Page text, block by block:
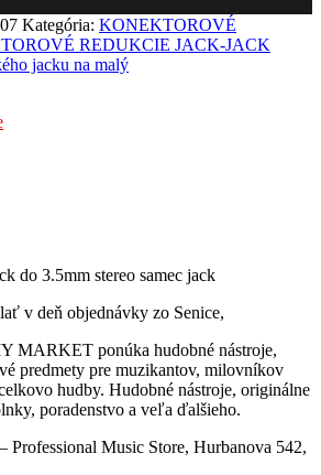
Kategória: KONEKTOROVÉ
REDUKCIE JACK-JACK
jacku na malý
do 3.5mm stereo samec jack
v deň objednávky zo Senice,
MARKET ponúka hudobné nástroje,
predmety pre muzikantov, milovníkov
hudby. Hudobné nástroje, originálne
poradenstvo a veľa ďalšieho.
Professional Music Store, Hurbanova 542,